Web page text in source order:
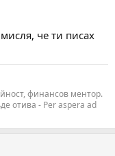
че ти писах
финансов ментор.
отива - Per aspera ad